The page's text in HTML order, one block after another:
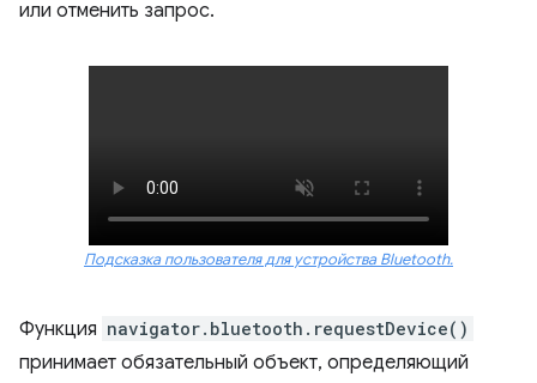
или отменить запрос.
Подсказка пользователя для устройства Bluetooth.
Функция navigator.bluetooth.requestDevice()
принимает обязательный объект, определяющий